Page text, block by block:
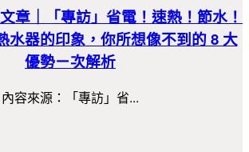
章｜「專訪」省電！速熱！節水！
水器的印象，你所想像不到的 8 大
優勢ㄧ次解析
內容來源：「專訪」省...